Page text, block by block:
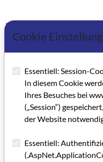
Cookie
Essentiell: Session-
In diesem Cookie
Ihres Besuches bei
(„Session“)
der Website
Essentiell: